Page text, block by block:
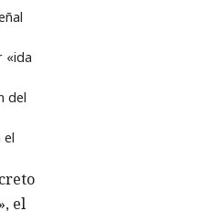
«ida
del
el
el